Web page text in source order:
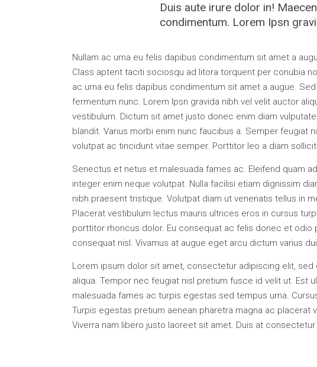
Duis aute irure dolor in!
condimentum. Lorem Ipsn
Nullam ac urna eu felis dapibus condimentum sit amet a
Class aptent taciti sociosqu ad litora torquent per conubia
ac urna eu felis dapibus condimentum sit amet a augue.
fermentum nunc. Lorem Ipsn gravida nibh vel velit auctor
vestibulum. Dictum sit amet justo donec enim diam
blandit. Varius morbi enim nunc faucibus a. Semper feugiat
volutpat ac tincidunt vitae semper. Porttitor leo a diam
Senectus et netus et malesuada fames ac. Eleifend quam
integer enim neque volutpat. Nulla facilisi etiam dignissim
nibh praesent tristique. Volutpat diam ut venenatis tellus in
Placerat vestibulum lectus mauris ultrices eros in cursus
porttitor rhoncus dolor. Eu consequat ac felis donec et odio
consequat nisl. Vivamus at augue eget arcu dictum varius
Lorem ipsum dolor sit amet, consectetur adipiscing elit,
aliqua. Tempor nec feugiat nisl pretium fusce id velit ut.
malesuada fames ac turpis egestas sed tempus urna.
Turpis egestas pretium aenean pharetra magna ac placerat
Viverra nam libero justo laoreet sit amet. Duis at consectetur